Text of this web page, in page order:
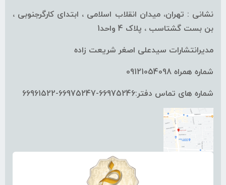
نشانی : تهران، میدان انقلاب اسلامی ، ابتدای کارگرجنوبی ،
بن بست گشتاسب ، پلاک 4 واحد1
مدیرانتشارات سیدعلی اصغر شریعت زاده
شماره همراه 09121054098
شماره های تماس دفتر:66975246-66975247-66961522